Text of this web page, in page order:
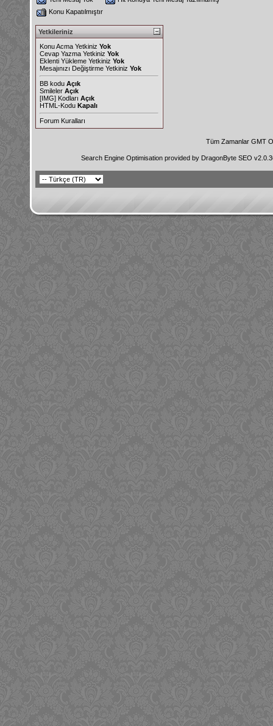
Konu Kapatılmıştır
Yetkileriniz
Konu Acma Yetkiniz Yok
Cevap Yazma Yetkiniz Yok
Eklenti Yükleme Yetkiniz Yok
Mesajınızı Değiştirme Yetkiniz Yok
BB kodu Açık
Smileler Açık
[IMG] Kodları Açık
HTML-Kodu Kapalı
Forum Kuralları
Tüm Zamanlar GMT
Search Engine Optimisation provided by DragonByte SEO